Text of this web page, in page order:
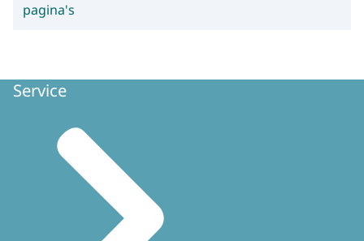
pagina's
Service